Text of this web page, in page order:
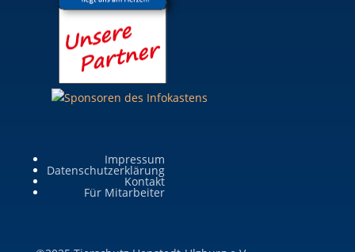
Impressum
Datenschutzerklärung
Kontakt
Für Mitarbeiter